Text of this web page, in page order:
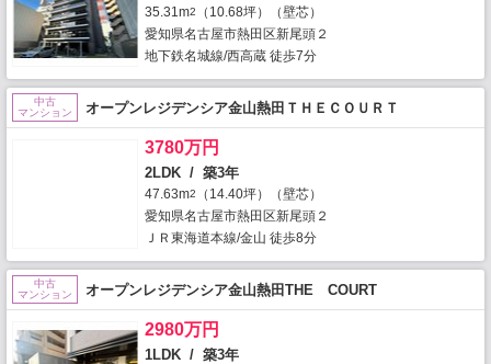
35.31m2
（10.68坪）（壁芯）
愛知県名古屋市熱田区新尾頭２
地下鉄名城線/西高蔵 徒歩7分
中古
マンション
オープンレジデンシア金山熱田ＴＨＥＣＯＵＲＴ
3780万円
2LDK / 築3年
47.63m2
（14.40坪）（壁芯）
愛知県名古屋市熱田区新尾頭２
ＪＲ東海道本線/金山 徒歩8分
中古
マンション
オープンレジデンシア金山熱田THE COURT
2980万円
1LDK / 築3年